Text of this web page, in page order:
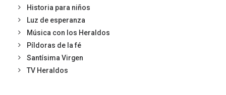
Historia para niños
Luz de esperanza
Música con los Heraldos
Píldoras de la fé
Santísima Virgen
TV Heraldos